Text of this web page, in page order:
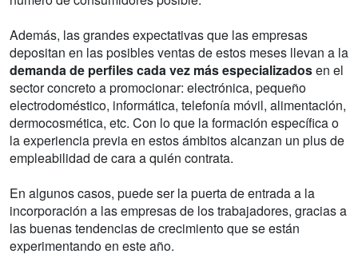
Además, las grandes expectativas que las empresas
depositan en las posibles ventas de estos meses llevan a la
demanda de perfiles cada vez más especializadosen el
sector concreto a promocionar: electrónica, pequeño
electrodoméstico, informática, telefonía móvil, alimentación,
dermocosmética, etc. Con lo que la formación específica o
la experiencia previa en estos ámbitos alcanzan un plus de
empleabilidad de cara a quién contrata.
En algunos casos, puede ser la puerta de entrada a la
incorporación a las empresas de los trabajadores, gracias a
las buenas tendencias de crecimiento que se están
experimentando en este año.